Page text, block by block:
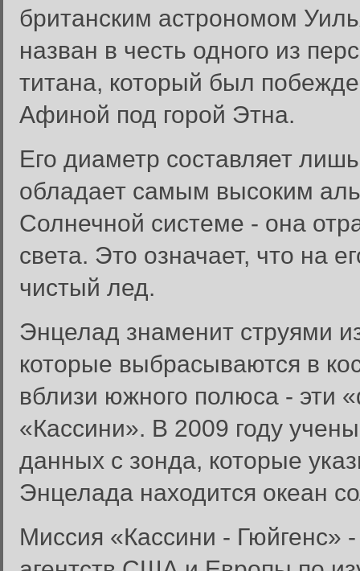
британским астрономом
назван в честь одного из
титана, который был
Афиной под горой Этна.
Его диаметр составляет
обладает самым высоким
Солнечной системе - она
света. Это означает, что на
чистый лед.
Энцелад знаменит струями
которые выбрасываются в
вблизи южного полюса - эти
«Кассини». В 2009 году
данных с зонда, которые
Энцелада находится океан
Миссия «Кассини - Гюйгенс»